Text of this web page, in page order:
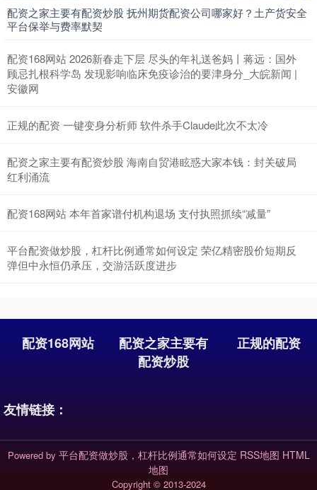
深证成指 14080.45 -0.45%
北证50 1121.04 +1.58 +0.14%
配资之家主要有配资炒股 抚州期货配资公司哪家好？土产货安全
平台保举与费率默契
配资168网站 2026新春走下层 尽头的年礼送爸妈丨蒋远：国外
顾忌扎根科学岛 发现影响临床免疫诊治的要津身分_大皖新闻 |
安徽网
正规的配资 一键变身分析师 软件杀手Claude此次不太冷
配资之家主要有配资炒股 海南自贸港眩惑大家本钱：封关破局
红利涌流
配资168网站 本年首家谱付机构退场 支付执照抓续“减量”
平台配资做炒股，杠杆比例通常如何设定 荣亿精密股价短期反
弹但中永恒仍承压，交游活跃度进步
配资168网站
配资之家主要有
配资炒股
正规的配资
友情链接：
Powered by 平台配资做炒股，杠杆比例通常如何设定 RSS地图 HTML
地图
Copyright © 2013-2024